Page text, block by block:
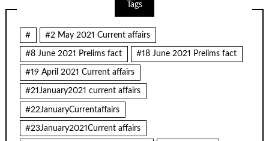
Tags
# #2 May 2021 Current affairs
#8 June 2021 Prelims fact #18 June 2021 Prelims fact
#19 April 2021 Current affairs
#21January2021 current affairs
#22JanuaryCurrentaffairs
#23January2021Current affairs